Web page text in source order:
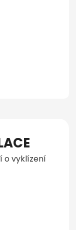
o vyklízení